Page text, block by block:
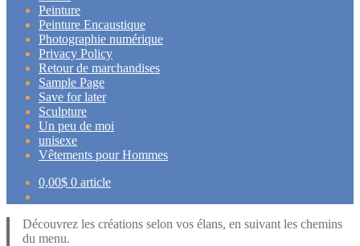
Peinture
Peinture Encaustique
Photographie numérique
Privacy Policy
Retour de marchandises
Sample Page
Save for later
Sculpture
Un peu de moi
unisexe
Vêtements pour Hommes
0,00$ 0 article
Découvrez les créations selon vos élans, en suivant les chemins
du menu.